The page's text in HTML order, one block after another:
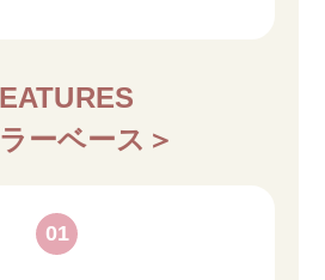
ーベース＞
01